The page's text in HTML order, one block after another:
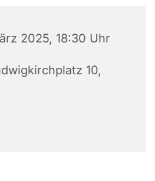
2025, 18:30 Uhr
10,